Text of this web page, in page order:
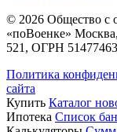
© 2026 Общество с
«поВоенке»
521, ОГРН
Политика
сайта
Купить Каталог
Ипотека Список